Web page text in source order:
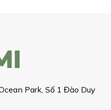
Park, Số 1 Đào Duy